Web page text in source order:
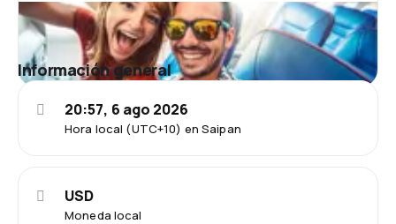
Información general
Hora local (UTC+10) en Saipan
20:57, 6 ago 2026
Moneda local
USD